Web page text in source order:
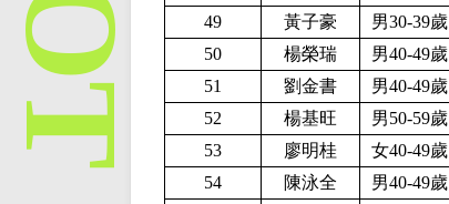
49
黃子豪 男30-39歲
50
楊榮瑞 男40-49歲
51
劉金書 男40-49歲
52
楊基旺 男50-59歲
53
廖明桂 女40-49歲
54
陳泳全 男40-49歲